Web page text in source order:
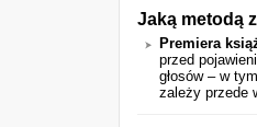
Jaką metodą
Premiera
przed
głosów – w
zależy przede